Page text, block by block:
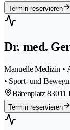
Termin reservieren
Dr. med.
Manuelle Medizin •
• Sport- und
Bärenplatz 83011
Termin reservieren